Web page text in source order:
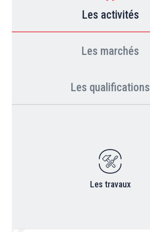
Les activités
Les marchés
Les qualifications
Les travaux